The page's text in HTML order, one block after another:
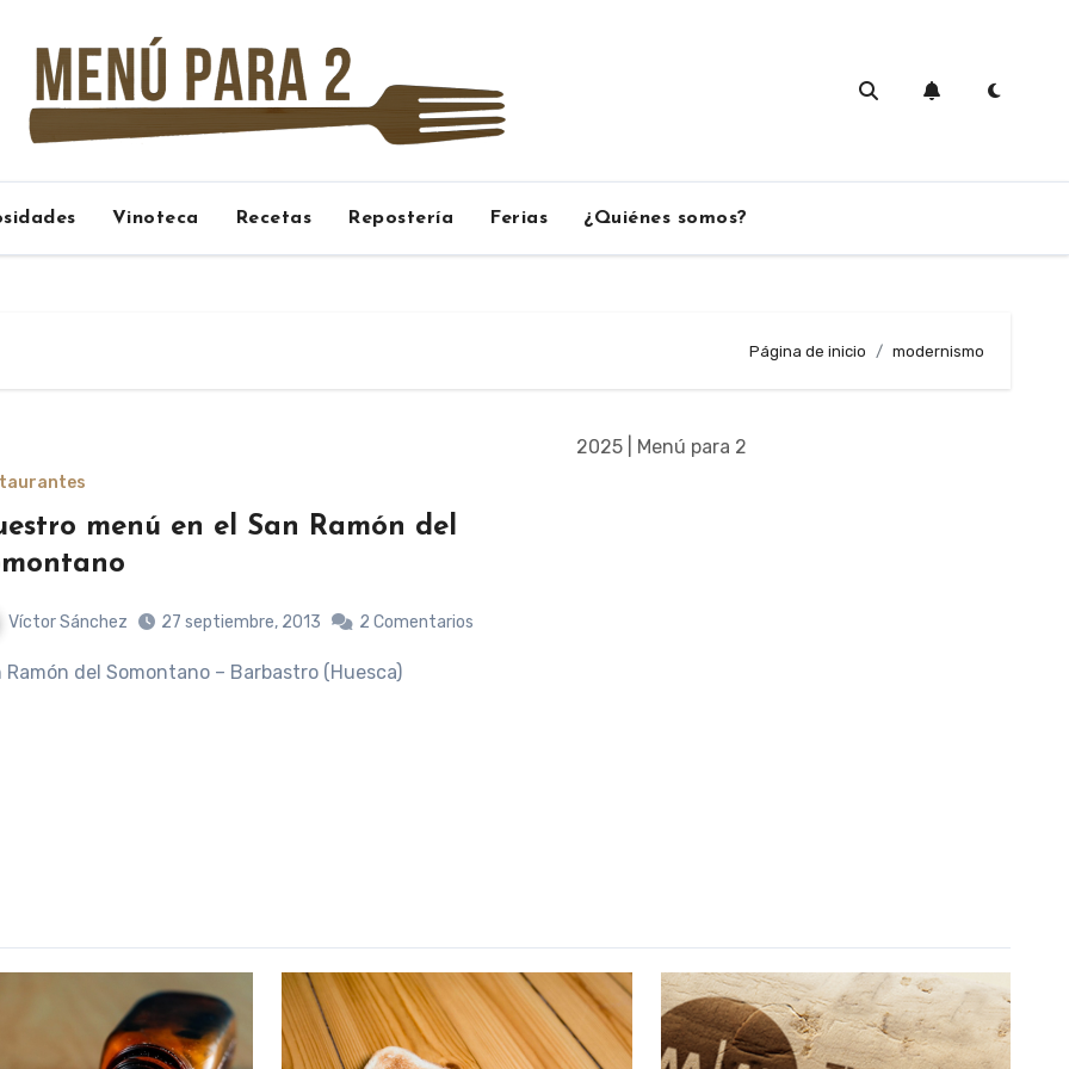
Vinoteca Recetas Repostería Ferias ¿Quiénes somos?
Página de inicio modernismo
menú en el San Ramón del
Víctor Sánchez 27 septiembre, 2013 2 Comentarios
Ramón del Somontano – Barbastro (Huesca)
2025 | Menú para 2